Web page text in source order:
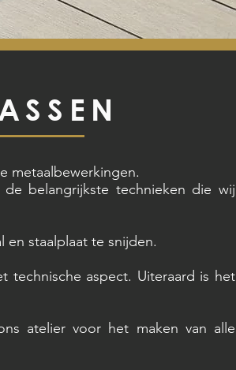
metaalbewerkingen.
de belangrijkste technieken die wij
en staalplaat te snijden.
aspect. Uiteraard is het
atelier voor het maken van alle